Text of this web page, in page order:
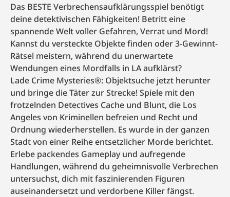
Das BESTE Verbrechensaufklärungsspiel benötigt
deine detektivischen Fähigkeiten! Betritt eine
spannende Welt voller Gefahren, Verrat und Mord!
Kannst du versteckte Objekte finden oder 3-Gewinnt-
Rätsel meistern, während du unerwartete
Wendungen eines Mordfalls in LA aufklärst?
Lade Crime Mysteries®: Objektsuche jetzt herunter
und bringe die Täter zur Strecke! Spiele mit den
frotzelnden Detectives Cache und Blunt, die Los
Angeles von Kriminellen befreien und Recht und
Ordnung wiederherstellen. Es wurde in der ganzen
Stadt von einer Reihe entsetzlicher Morde berichtet.
Erlebe packendes Gameplay und aufregende
Handlungen, während du geheimnisvolle Verbrechen
untersuchst, dich mit faszinierenden Figuren
auseinandersetzt und verdorbene Killer fängst.